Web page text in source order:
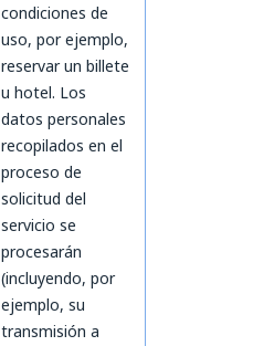
condiciones de
uso, por ejemplo,
reservar un billete
u hotel. Los
datos personales
recopilados en el
proceso de
solicitud del
servicio se
procesarán
(incluyendo, por
ejemplo, su
transmisión a